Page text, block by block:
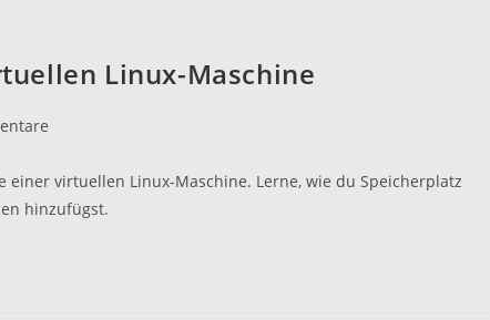
Linux-Maschine
virtuellen Linux-Maschine. Lerne, wie du Speicherplatz
hinzufügst.